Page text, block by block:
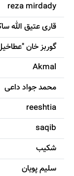
reza mirdady
قاری عتیق الله
گوربز خان
Akmal
محمد جواد داعی
reeshtia
saqib
شکيب
سليم پویان